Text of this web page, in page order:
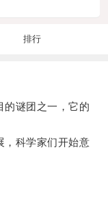
排行
谜团之一，它的
科学家们开始意